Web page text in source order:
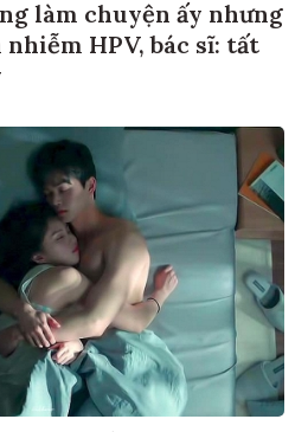
làm chuyện ấy nhưng
HPV, bác sĩ: tất